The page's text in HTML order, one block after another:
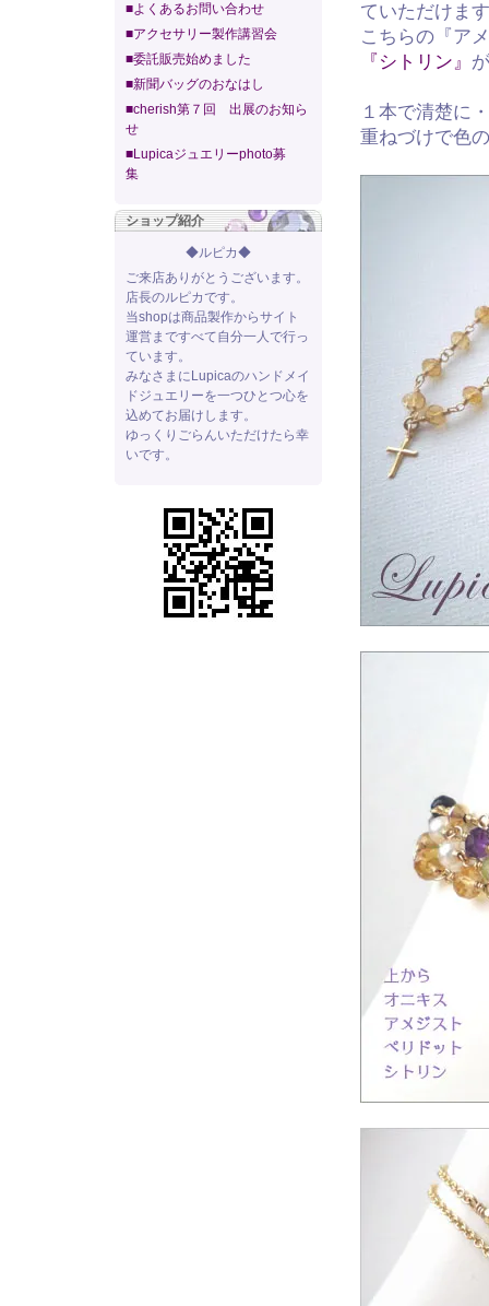
■よくあるお問い合わせ
■アクセサリー製作講習会
■委託販売始めました
■新聞バッグのおなはし
■cherish第７回 出展のお知ら
せ
■Lupicaジュエリーphoto募
集
ショップ紹介
◆ルピカ◆
ご来店ありがとうございます。
店長のルピカです。
当shopは商品製作からサイト
運営まですべて自分一人で行っ
ています。
みなさまにLupicaのハンドメイ
ドジュエリーを一つひとつ心を
込めてお届けします。
ゆっくりごらんいただけたら幸
いです。
ていただけま
こちらの『ア
『シトリン』
１本で清楚に
重ねづけで色